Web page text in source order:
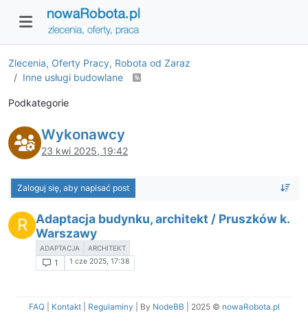
Zlecenia, Oferty Pracy, Robota od Zaraz
Inne usługi budowlane
Podkategorie
Wykonawcy
23 kwi 2025, 19:42
Zaloguj się, aby napisać post
R
Adaptacja budynku, architekt / Pruszków k.
Warszawy
ADAPTACJA ARCHITEKT
1 1 cze 2025, 17:38
FAQ| Kontakt| Regulaminy | By NodeBB 2025 © nowaRobota.pl